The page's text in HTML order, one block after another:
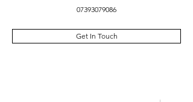
07393079086
Get In Touch